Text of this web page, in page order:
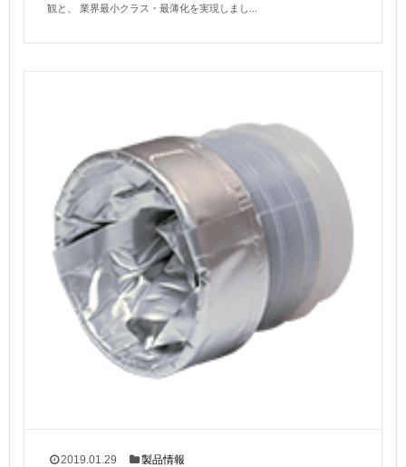
観と、 業界最小クラス・最薄化を実現しまし...
2019.01.29 製品情報